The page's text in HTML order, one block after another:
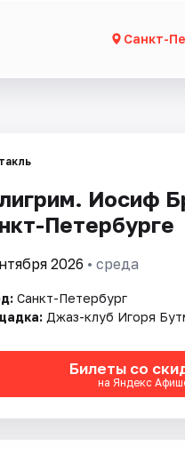
Санкт-
Иосиф
Петербурге
2026 • среда
Санкт-Петербург
Джаз-клуб Игоря
Билеты со
на Яндекс